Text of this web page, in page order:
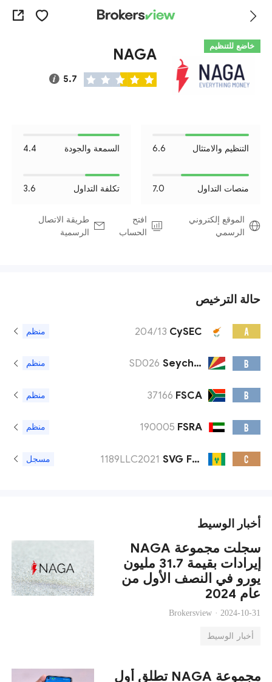
خاضع للتنظيم NAGA
5.7
التنظيم والامتثال 6.6 السمعة والجودة 4.4
منصات التداول 7.0 تكلفة التداول 3.6
الموقع إلكتروني
الرسمي
افتح
الحساب
طريقة الاتصال
الرسمية
حالة الترخيص
A
CySEC
204/13 منظم
B
Seychelles FSA
SD026 منظم
B
FSCA
37166 منظم
B
FSRA
190005 منظم
C
SVG FSA
1189LLC2021 مسجل
أخبار الوسيط
سجلت مجموعة NAGA
إيرادات بقيمة 31.7 مليون
يورو في النصف الأول من
عام 2024
Brokersview · 2024-10-31
أخبار الوسيط
مجموعة NAGA تطلق أول